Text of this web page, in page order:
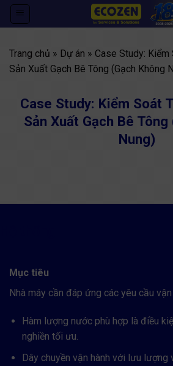
Skip
Trang chủ » Dự án » Case Study:
Sản Xuất Gạch Bê Tông (Gạch Không
Case Study: Kiểm Soát
Sản Xuất Gạch Bê Tông
Nung)
Mục tiêu
Nhà máy cần đáp ứng các yêu cầu vận
Hàm lượng nước phù hợp là điều
nghiền tối ưu.
Dây chuyền vận hành với lưu